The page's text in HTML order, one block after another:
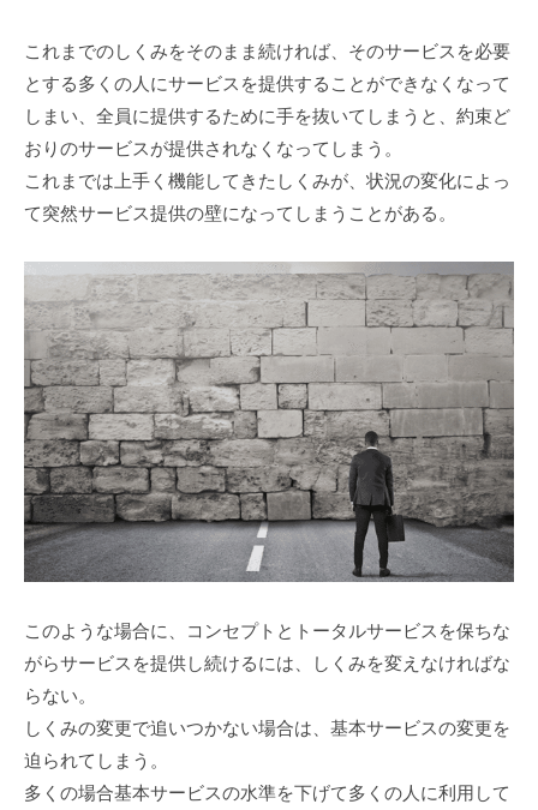
これまでのしくみをそのまま続ければ、そのサービスを必要
とする多くの人にサービスを提供することができなくなって
しまい、全員に提供するために手を抜いてしまうと、約束ど
おりのサービスが提供されなくなってしまう。
これまでは上手く機能してきたしくみが、状況の変化によっ
て突然サービス提供の壁になってしまうことがある。
このような場合に、コンセプトとトータルサービスを保ちな
がらサービスを提供し続けるには、しくみを変えなければな
らない。
しくみの変更で追いつかない場合は、基本サービスの変更を
迫られてしまう。
多くの場合基本サービスの水準を下げて多くの人に利用して